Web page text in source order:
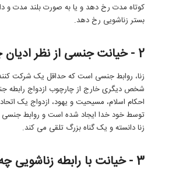
کوتاه مدت رخ دهد و یا به صورت بلند مدت و
بستر زناشویی رخ دهد.
2 - خیانت جنسی از نظر ادیان چیست؟
زنا، روابط جنسی است که حداقل یک شرکت
شخص دیگری خارج از چارچوب ازدواج رابطه
احکام اسلام، مسیحیت و یهود، ازدواج یک
توسط خود خدا ایجاد شده است و روابط جنسی
زنا دانسته و یک گناه بزرگ تلقی می کند.
3 - خیانت با رابطه زناشویی چه می کند؟